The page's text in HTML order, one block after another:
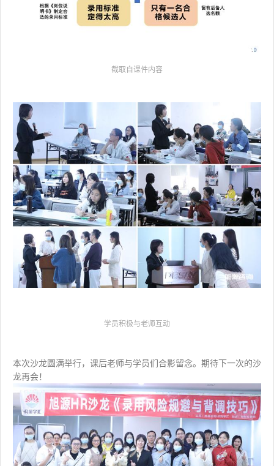
截取自课件内容
学员积极与老师互动
本次沙龙圆满举行，课后老师与学员们合影留念。期待下一次的沙
龙再会！